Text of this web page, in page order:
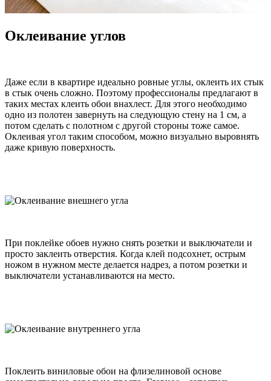
Оклеивание углов
Даже если в квартире идеально ровные углы, оклеить их стык
в стык очень сложно. Поэтому профессионалы предлагают в
таких местах клеить обои внахлест. Для этого необходимо
одно из полотен завернуть на следующую стену на 1 см, а
потом сделать с полотном с другой стороны тоже самое.
Оклеивая угол таким способом, можно визуально выровнять
даже кривую поверхность.
При поклейке обоев нужно снять розетки и выключатели и
просто заклеить отверстия. Когда клей подсохнет, острым
ножом в нужном месте делается надрез, а потом розетки и
выключатели устанавливаются на место.
Поклеить виниловые обои на флизелиновой основе